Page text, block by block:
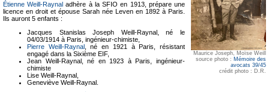
Maurice Joseph, Moïse Weill
source photo : Mémoire des
avocats 39/45
crédit photo : D.R.
Étienne Weill-Raynal adhère à la SFIO en 1913, prépare une
licence en droit et épouse Sarah née Leven en 1892 à Paris.
Ils auront 5 enfants :
Jacques Stanislas Joseph Weill-Raynal, né le
04/03/1914 à Paris, ingénieur-chimiste,
Pierre Weill-Raynal, né en 1921 à Paris, résistant
engagé dans la Sixième EIF,
Jean Weill-Raynal, né en 1923 à Paris, ingénieur-
chimiste
Lise Weill-Raynal,
Geneviève Weill-Raynal.